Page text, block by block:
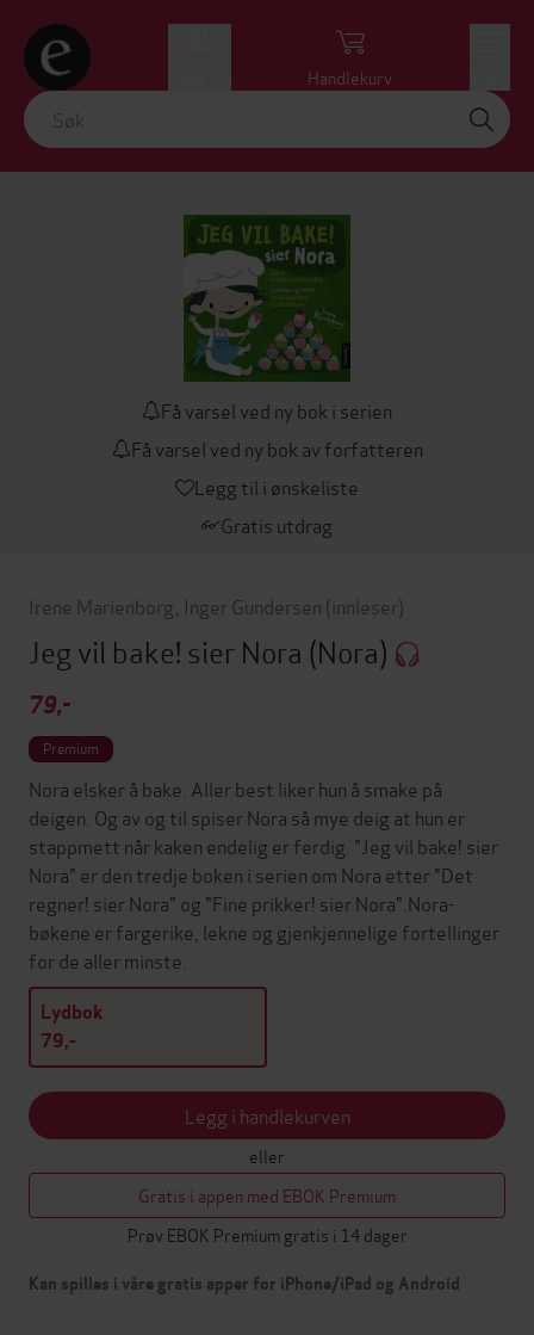
Handlekurv
Få varsel ved ny bok i serien
Få varsel ved ny bok av forfatteren
Legg til i ønskeliste
Gratis utdrag
Irene Marienborg Inger Gundersen (innleser)
Jeg vil bake! sier Nora (Nora)
79,-
Premium
Nora elsker å bake. Aller best liker hun å smake på
deigen. Og av og til spiser Nora så mye deig at hun er
stappmett når kaken endelig er ferdig. "Jeg vil bake! sier
Nora" er den tredje boken i serien om Nora etter "Det
regner! sier Nora" og "Fine prikker! sier Nora".Nora-
bøkene er fargerike, lekne og gjenkjennelige fortellinger
for de aller minste.
Lydbok
79,-
Legg i handlekurven
eller
Gratis i appen med EBOK Premium
Prøv EBOK Premium gratis i 14 dager
Kan spilles i våre gratis apper for iPhone/iPad og Android